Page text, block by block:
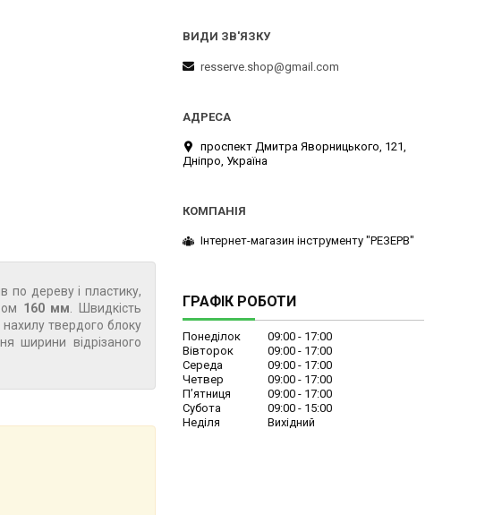
по дереву і пластику,
160 мм. Швидкість
нахилу твердого блоку
ширини відрізаного
resserve.shop@gmail.com
проспект Дмитра Яворницького, 121,
Дніпро, Україна
Інтернет-магазин інструменту "РЕЗЕРВ"
ГРАФІК РОБОТИ
Понеділок 09:00
17:00
Вівторок
09:00
17:00
Середа
09:00
17:00
Четвер
09:00
17:00
Пʼятниця
09:00
17:00
Субота
09:00
15:00
Неділя
Вихідний